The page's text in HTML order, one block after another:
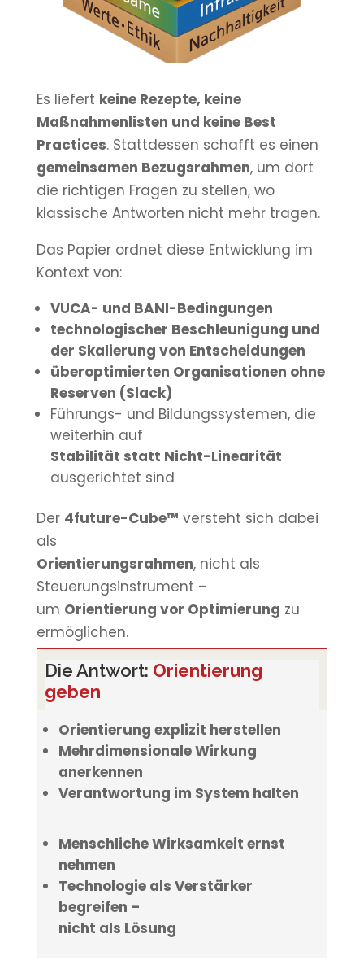
Es liefert keine Rezepte, keine
Maßnahmenlisten und keine Best
Practices. Stattdessen schafft es einen
gemeinsamen Bezugsrahmen, um dort
die richtigen Fragen zu stellen, wo
klassische Antworten nicht mehr tragen.
Das Papier ordnet diese Entwicklung im
Kontext von:
VUCA- und BANI-Bedingungen
technologischer Beschleunigung und
der Skalierung von Entscheidungen
überoptimierten Organisationen ohne
Reserven (Slack)
Führungs- und Bildungssystemen, die
weiterhin auf
Stabilität statt Nicht-Linearität
ausgerichtet sind
Der 4future-Cube™ versteht sich dabei
als
Orientierungsrahmen, nicht als
Steuerungsinstrument –
um Orientierung vor Optimierung zu
ermöglichen.
Die Antwort: Orientierung
geben
Orientierung explizit herstellen
Mehrdimensionale Wirkung
anerkennen
Verantwortung im System halten
Menschliche Wirksamkeit ernst
nehmen
Technologie als Verstärker
begreifen –
nicht als Lösung